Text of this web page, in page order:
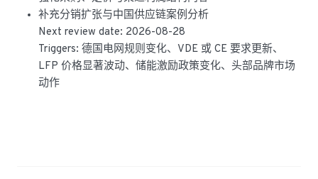
补充分销扩张与中国供应链案例分析
Next review date: 2026-08-28
Triggers: 德国电网规则变化、VDE 或 CE 要求更新、
LFP 价格显著波动、储能激励政策变化、头部品牌市场
动作